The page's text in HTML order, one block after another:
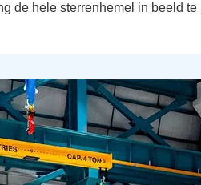
de hele sterrenhemel in beeld te